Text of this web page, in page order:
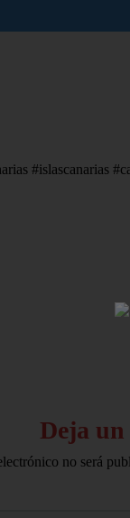
#islascanarias
Deja
no será